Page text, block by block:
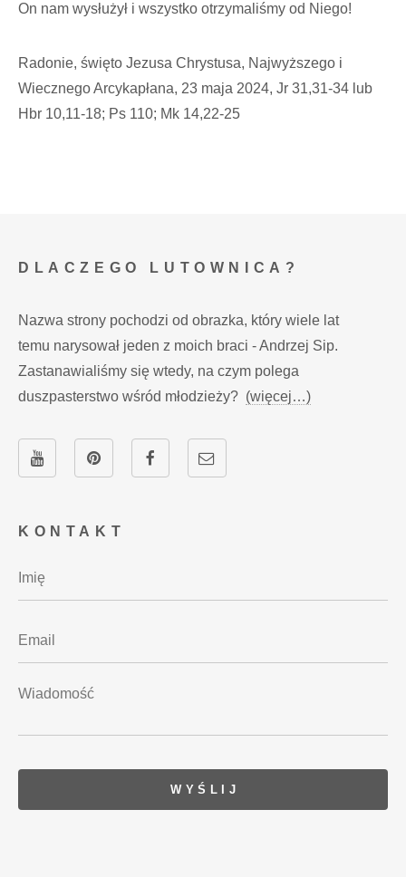
On nam wysłużył i wszystko otrzymaliśmy od Niego!
Radonie, święto Jezusa Chrystusa, Najwyższego i
Wiecznego Arcykapłana, 23 maja 2024, Jr 31,31-34 lub
Hbr 10,11-18; Ps 110; Mk 14,22-25
KONTAKT
DLACZEGO LUTOWNICA?
Nazwa strony pochodzi od obrazka, który wiele lat
temu narysował jeden z moich braci - Andrzej Sip.
Zastanawialiśmy się wtedy, na czym polega
duszpasterstwo wśród młodzieży? (więcej…)